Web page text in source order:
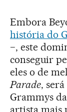
Embora
história do
−, este
conseguir
eles o de
Parade,
Grammys
artista mais